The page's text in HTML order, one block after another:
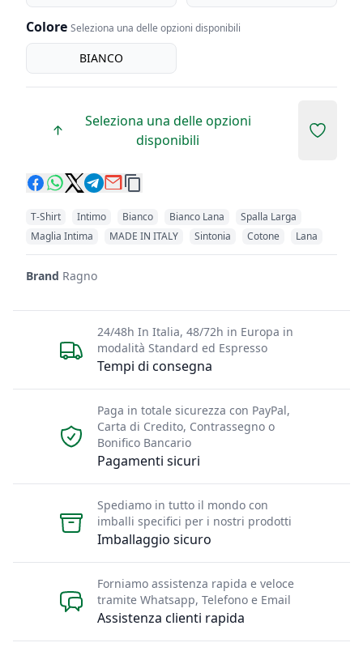
Colore Seleziona una delle opzioni disponibili
Colore BIANCO
Seleziona una delle opzioni
disponibili
Add to
T-Shirt Intimo Bianco Bianco Lana
Spalla Larga
Maglia Intima
MADE IN ITALY Sintonia Cotone Lana
Brand Ragno
Tempi di consegna
24/48h In Italia, 48/72h in Europa in
modalità Standard ed Espresso
Pagamenti sicuri
Paga in totale sicurezza con PayPal,
Carta di Credito, Contrassegno o
Bonifico Bancario
Imballaggio sicuro
Spediamo in tutto il mondo con
imballi specifici per i nostri prodotti
Assistenza clienti rapida
Forniamo assistenza rapida e veloce
tramite Whatsapp, Telefono e Email